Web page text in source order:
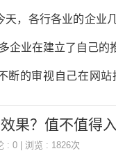
天，各行各业的企业
企业在建立了自己
断的审视自己在网
时候要在心态而不是
果？值不值得入
: 0 | 浏览 : 1826次